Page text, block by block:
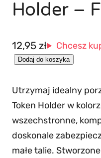
Holder –
12,95 zł
Chcesz
o
ś
ć
P
u
Dodaj do koszyka
Utrzymaj idealny
Token Holder w
wszechstronne,
doskonale
małe talie.